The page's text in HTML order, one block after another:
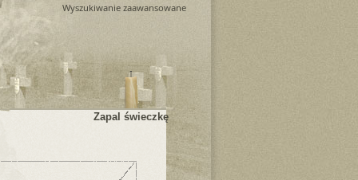
Wyszukiwanie zaawansowane
Zapal świeczkę